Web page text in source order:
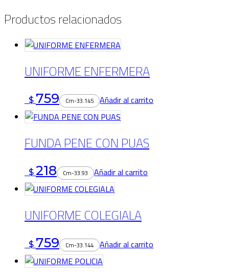
Productos relacionados
UNIFORME ENFERMERA
$ 759 Cm-33.145 Añadir al carrito
FUNDA PENE CON PUAS
$ 218 Cm-33.93 Añadir al carrito
UNIFORME COLEGIALA
$ 759 Cm-33.144 Añadir al carrito